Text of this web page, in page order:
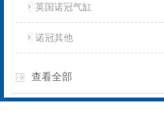
英国诺冠气缸
诺冠其他
查看全部